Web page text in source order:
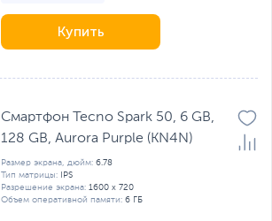
Купить
Смартфон Tecno Spark 50, 6 GB,
128 GB, Aurora Purple (KN4N)
Размер экрана, дюйм: 6.78
Тип матрицы:
IPS
Разрешение экрана: 1600 x 720
Объем оперативной памяти: 6 ГБ